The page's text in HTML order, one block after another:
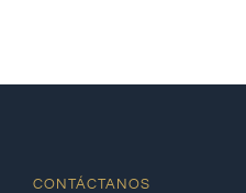
CONTÁCTANOS